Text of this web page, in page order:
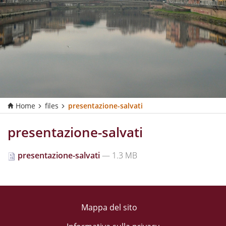
Home files presentazione-salvati
presentazione-salvati
presentazione-salvati— 1.3 MB
Mappa del sito